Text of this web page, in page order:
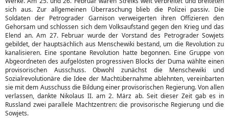
sich aus. Zur allgemeinen Überraschung blieb die Polizei passiv. Die
Soldaten der Petrograder Garnison verweigerten ihren Offizieren den
Gehorsam und schlossen sich dem Volksaufstand gegen den Krieg und das
Elend an. Am 27. Februar wurde der Vorstand des Petrograder Sowjets
gebildet, der hauptsächlich aus Menschewiki bestand, um die Revolution zu
kanalisieren. Eine spontane Revolution hatte begonnen. Eine Gruppe von
Abgeordneten des aufgelösten progressiven Blocks der Duma wählte einen
provisorischen Ausschuss. Obwohl zunächst die Menschewiki und
Sozialrevolutionäre die Idee der Machtübernahme ablehnten, vereinbarten
sie mit dem Ausschuss die Bildung einer provisorischen Regierung. Von allen
verlassen, dankte Nikolaus II. am 2. März ab. Seit dieser Zeit gab es in
Russland zwei parallele Machtzentren: die provisorische Regierung und die
Sowjets.